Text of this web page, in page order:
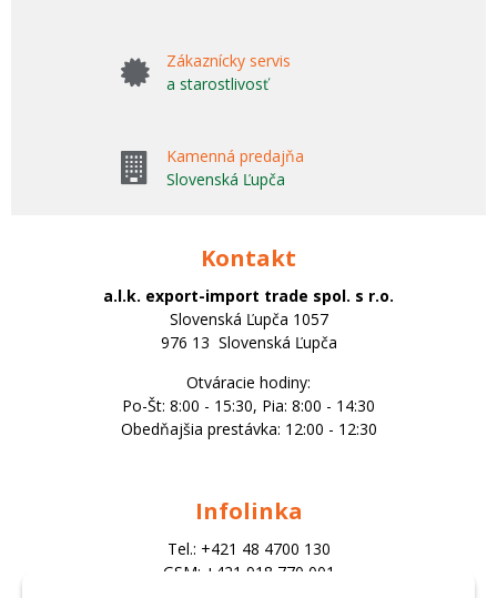
Zákaznícky servis
a starostlivosť
Kamenná predajňa
Slovenská Ľupča
Kontakt
a.l.k. export-import trade spol. s r.o.
Slovenská Ľupča 1057
976 13 Slovenská Ľupča
Otváracie hodiny:
Po-Št: 8:00 - 15:30, Pia: 8:00 - 14:30
Obedňajšia prestávka: 12:00 - 12:30
Infolinka
Tel.: +421 48 4700 130
GSM: +421 918 770 001